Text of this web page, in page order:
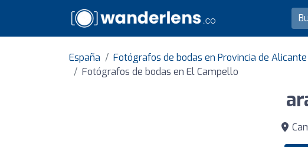
España Fotógrafos de bodas en Provincia de Alicante
Fotógrafos de bodas en El Campello